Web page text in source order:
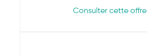
Consulter cette offre